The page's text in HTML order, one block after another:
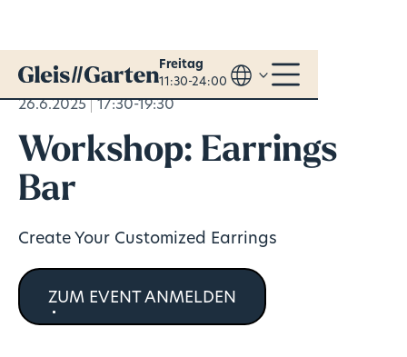
Freitag
11:30-24:00
26.6.2025 17:30-19:30
Workshop: Earrings
Bar
Create Your Customized Earrings
ZUM EVENT ANMELDEN